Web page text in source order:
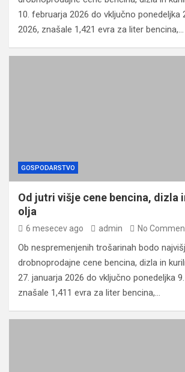
10. februarja 2026 do vključno ponedeljka
2026, znašale 1,421 evra za liter bencina,…
GOSPODARSTVO
Od jutri višje cene bencina, dizla
olja
6 mesecev ago admin No
Ob nespremenjenih trošarinah bodo
drobnoprodajne cene bencina, dizla in
27. januarja 2026 do vključno ponedeljka
znašale 1,411 evra za liter bencina,…